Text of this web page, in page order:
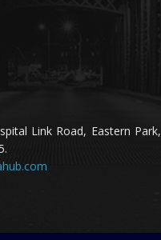
Link Road, Eastern Park,